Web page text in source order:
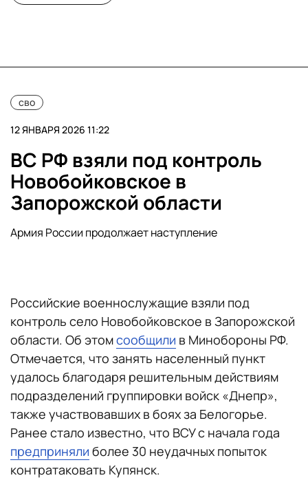
сво
12 ЯНВАРЯ 2026 11:22
ВС РФ взяли под контроль
Новобойковское в
Запорожской области
Армия России продолжает наступление
Российские военнослужащие взяли под
контроль село Новобойковское в Запорожской
области. Об этомсообщили в Минобороны РФ.
Отмечается, что занять населенный пункт
удалось благодаря решительным действиям
подразделений группировки войск «Днепр»,
также участвовавших в боях за Белогорье.
Ранее стало известно, что ВСУ с начала года
предприняли более 30 неудачных попыток
контратаковать Купянск.